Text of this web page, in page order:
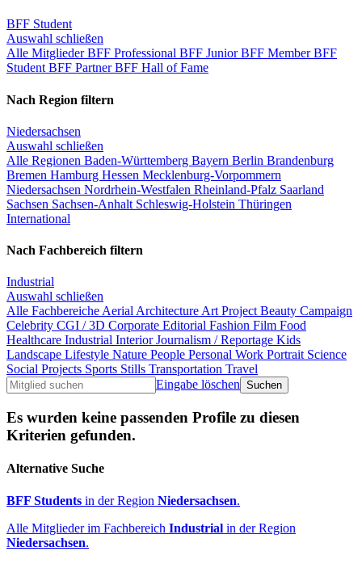
BFF Student
Auswahl schließen
Alle MitgliederBFF Professional BFF JuniorBFF MemberBFF
Student BFF PartnerBFF Hall of Fame
Nach Region filtern
Niedersachsen
Auswahl schließen
Alle Regionen Baden-Württemberg Bayern Berlin Brandenburg
Bremen Hamburg Hessen Mecklenburg-Vorpommern
Niedersachsen Nordrhein-Westfalen Rheinland-Pfalz Saarland
Sachsen Sachsen-Anhalt Schleswig-Holstein Thüringen
International
Nach Fachbereich filtern
Industrial
Auswahl schließen
Alle Fachbereiche Aerial Architecture Art Project Beauty Campaign
Celebrity CGI / 3D Corporate Editorial Fashion Film Food
Healthcare Industrial InteriorJournalism / Reportage Kids
Landscape Lifestyle Nature People Personal Work Portrait Science
Social Projects Sports Stills Transportation Travel
Eingabe löschen
Es wurden keine passenden Profile zu diesen
Kriterien gefunden.
Alternative Suche
BFF Students in der Region Niedersachsen.
Alle Mitglieder im Fachbereich Industrial in der Region
Niedersachsen.